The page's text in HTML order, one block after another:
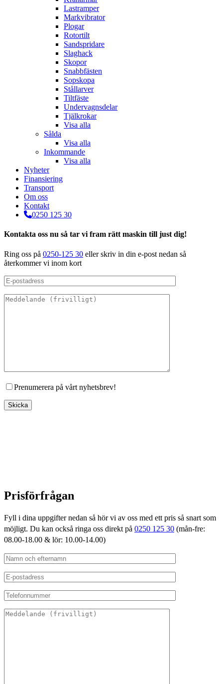
Lastramper
Markvibrator
Plogar
Rotortilt
Sandspridare
Slaghack
Skopor
Snabbfästen
Sopskopa
Stållarver
Tiltfäste
Undervagnsdelar
Tjälkrokar
Visa alla
Sålda
Visa alla
Inkommande
Visa alla
Nyheter
Finansiering
Transport
Om oss
Kontakt
0250 125 30
Kontakta oss nu så tar vi fram rätt maskin till just dig!
Ring oss på 0250-125 30 eller skriv in din e-post nedan så
återkommer vi inom kort
Prenumerera på vårt nyhetsbrev!
Prisförfrågan
Fyll i dina uppgifter nedan så hör vi av oss med ett pris så snart som
möjligt. Du kan också ringa oss direkt på 0250 125 30 (mån-fre:
08.00-18.00 & lör: 10.00-14.00)